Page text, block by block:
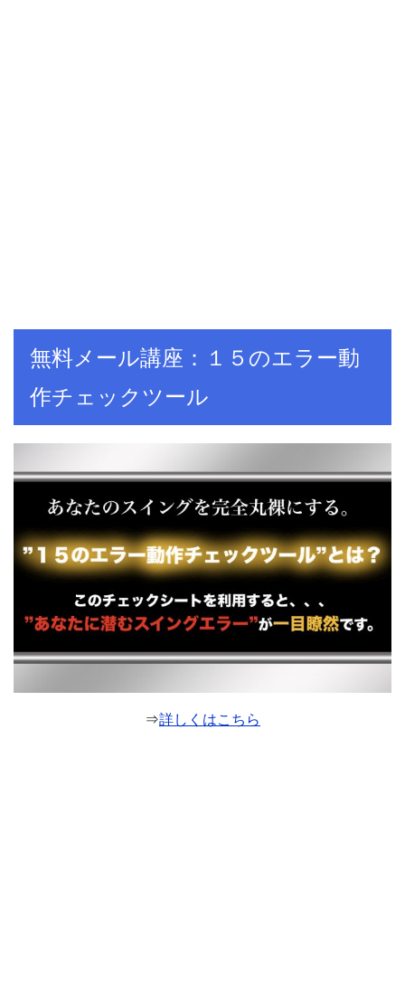
無料メール講座：１５のエラー動
作チェックツール
⇒詳しくはこちら